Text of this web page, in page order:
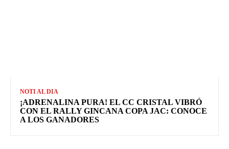
NOTI AL DIA
¡ADRENALINA PURA! EL CC CRISTAL VIBRÓ
CON EL RALLY GINCANA COPA JAC: CONOCE
A LOS GANADORES